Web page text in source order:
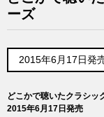
ーズ
どこかで聴いたクラシ
2015年6月17日発売